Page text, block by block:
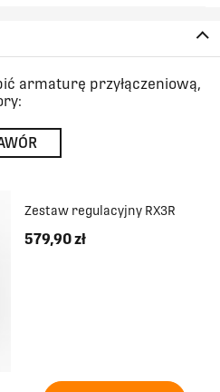
armaturę przyłączeniową,
Zestaw regulacyjny RX3R
579,90 zł